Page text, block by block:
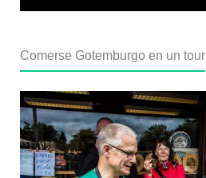
Comerse Gotemburgo en un tour